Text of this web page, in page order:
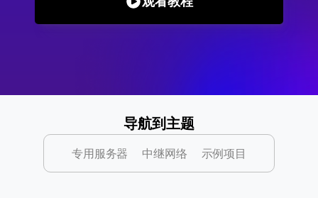
导航到主题
专用服务器 中继网络 示例项目